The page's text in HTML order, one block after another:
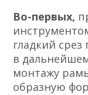
Во-первых,
гладкий
в
монтажу
образную